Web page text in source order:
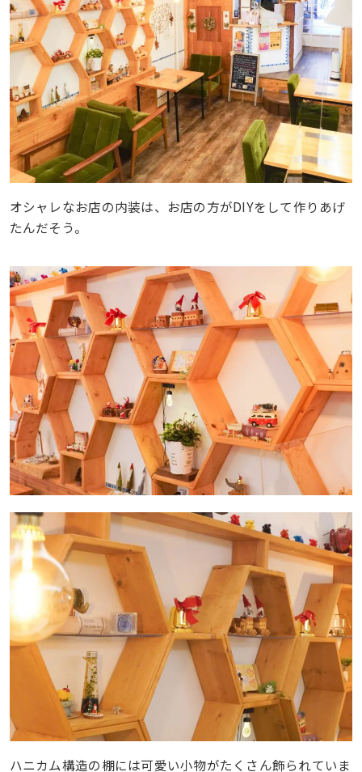
オシャレなお店の内装は、お店の方がDIYをして作りあげ
たんだそう。
ハニカム構造の棚には可愛い小物がたくさん飾られていま